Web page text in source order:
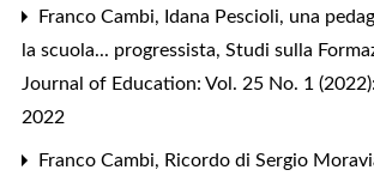
Franco Cambi, Idana Pescioli, una
la scuola... progressista, Studi sulla
Journal of Education: Vol. 25 No. 1
2022
Franco Cambi, Ricordo di Sergio